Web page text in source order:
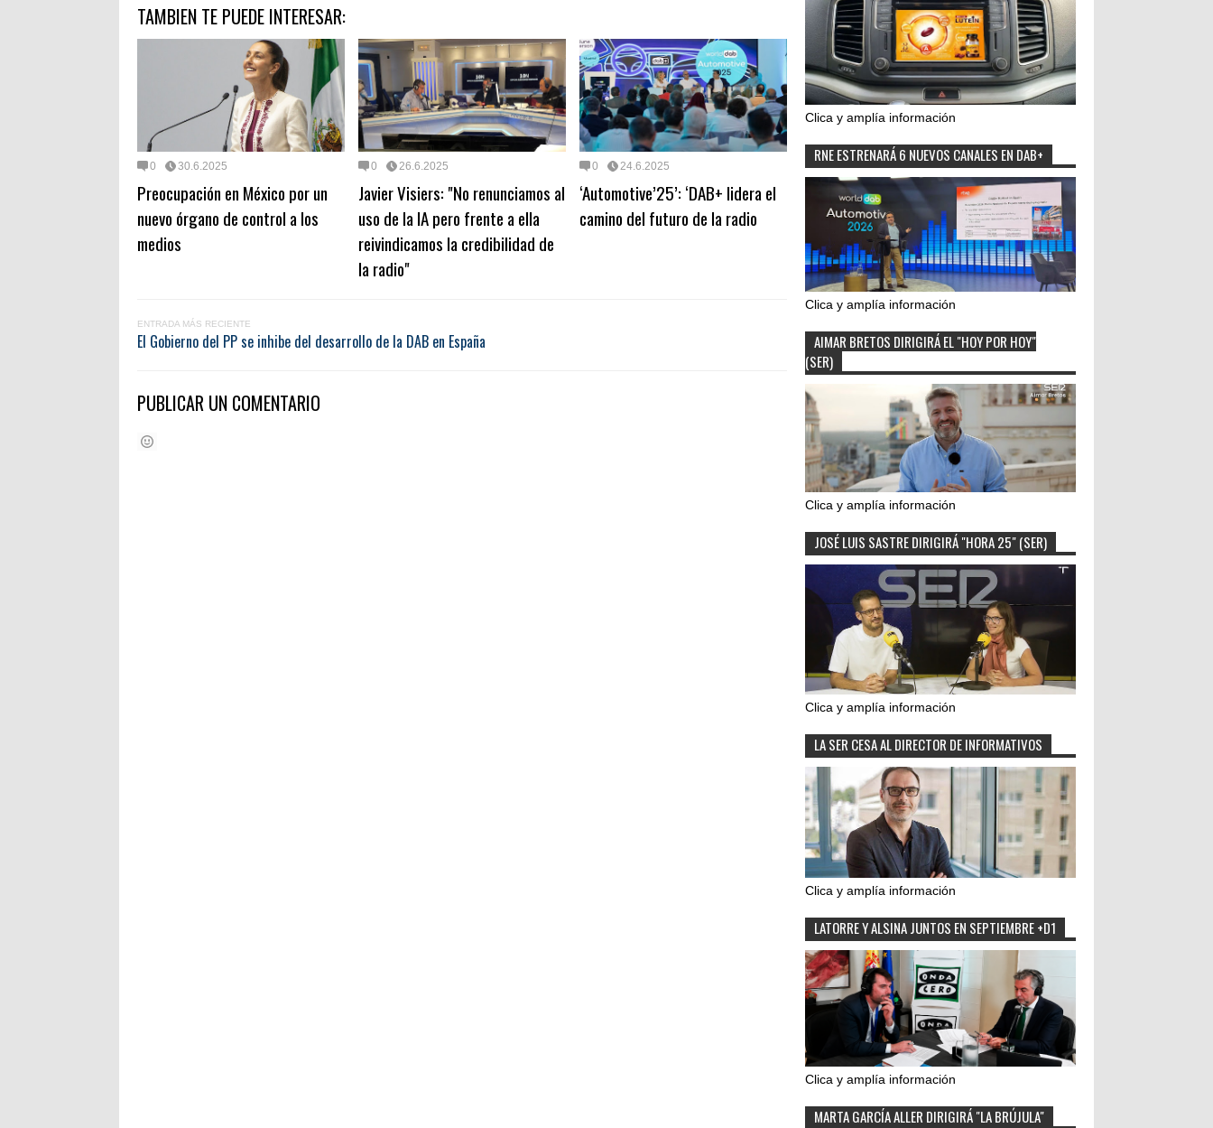
TAMBIEN TE PUEDE INTERESAR:
0 30.6.2025
Preocupación en México por un
nuevo órgano de control a los
medios
0 26.6.2025
Javier Visiers: "No renunciamos al
uso de la IA pero frente a ella
reivindicamos la credibilidad de
la radio"
0 24.6.2025
‘Automotive’25’: ‘DAB+ lidera el
camino del futuro de la radio
ENTRADA MÁS RECIENTE
El Gobierno del PP se inhibe del desarrollo de la DAB en España
PUBLICAR UN COMENTARIO
Clica y amplía información
RNE ESTRENARÁ 6 NUEVOS CANALES EN DAB+
Clica y amplía información
AIMAR BRETOS DIRIGIRÁ EL "HOY POR HOY"
(SER)
Clica y amplía información
JOSÉ LUIS SASTRE DIRIGIRÁ "HORA 25" (SER)
Clica y amplía información
LA SER CESA AL DIRECTOR DE INFORMATIVOS
Clica y amplía información
LATORRE Y ALSINA JUNTOS EN SEPTIEMBRE +D1
Clica y amplía información
MARTA GARCÍA ALLER DIRIGIRÁ "LA BRÚJULA"